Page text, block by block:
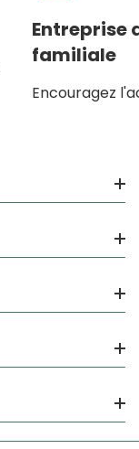
Entreprise
familiale
Encouragez